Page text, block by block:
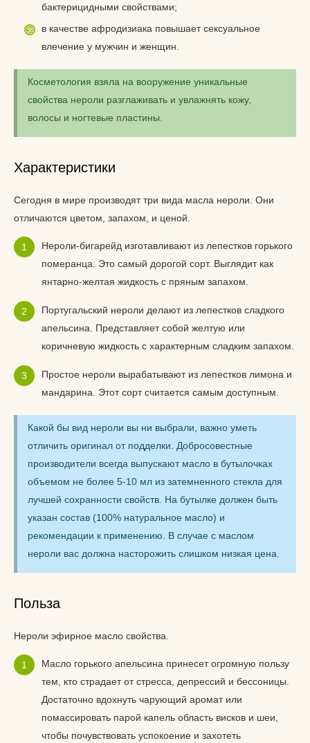
бактерицидными свойствами;
в качестве афродизиака повышает сексуальное
влечение у мужчин и женщин.
Косметология взяла на вооружение уникальные
свойства нероли разглаживать и увлажнять кожу,
волосы и ногтевые пластины.
Характеристики
Сегодня в мире производят три вида масла нероли. Они
отличаются цветом, запахом, и ценой.
Нероли-бигарейд изготавливают из лепестков горького
померанца. Это самый дорогой сорт. Выглядит как
янтарно-желтая жидкость с пряным запахом.
Португальский нероли делают из лепестков сладкого
апельсина. Представляет собой желтую или
коричневую жидкость с характерным сладким запахом.
Простое нероли вырабатывают из лепестков лимона и
мандарина. Этот сорт считается самым доступным.
Какой бы вид нероли вы ни выбрали, важно уметь
отличить оригинал от подделки. Добросовестные
производители всегда выпускают масло в бутылочках
объемом не более 5-10 мл из затемненного стекла для
лучшей сохранности свойств. На бутылке должен быть
указан состав (100% натуральное масло) и
рекомендации к применению. В случае с маслом
нероли вас должна насторожить слишком низкая цена.
Польза
Нероли эфирное масло свойства.
Масло горького апельсина принесет огромную пользу
тем, кто страдает от стресса, депрессий и бессоницы.
Достаточно вдохнуть чарующий аромат или
помассировать парой капель область висков и шеи,
чтобы почувствовать успокоение и захотеть